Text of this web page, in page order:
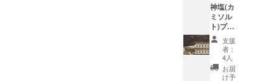
焼き
物、卵
かけご
飯によ
く合い
ます。
鰹節を
はじめ
神塩(カ
ミソル
ト)プ
レーン
10本
セッ
ト ※ア
レルゲ
支援
者：
4人
お届
け予